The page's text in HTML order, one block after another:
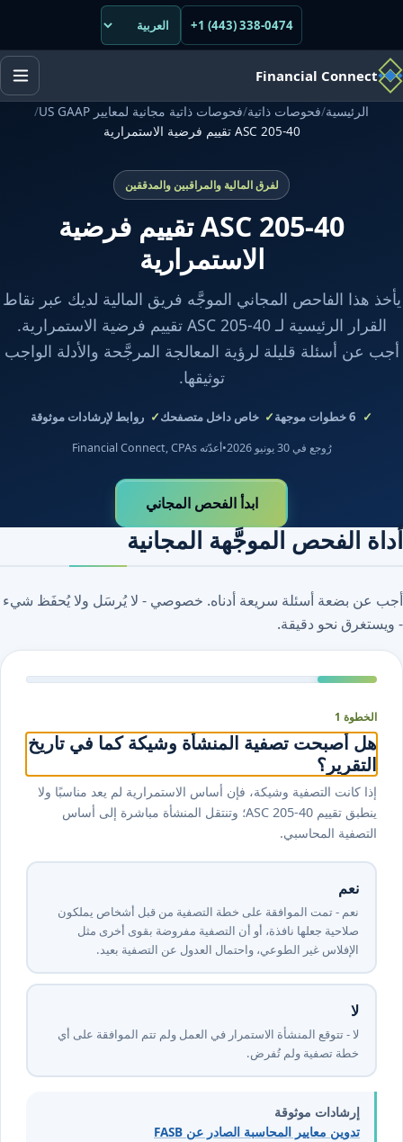
+1 (443) 338-0474
Financial Connect
الرئيسية/فحوصات ذاتية/فحوصات ذاتية مجانية لمعايير US GAAP
/
ASC 205-40 تقييم فرضية الاستمرارية
لفرق المالية والمراقبين والمدققين
ASC 205-40 تقييم فرضية
الاستمرارية
يأخذ هذا الفاحص المجاني الموجَّه فريق المالية لديك عبر نقاط
القرار الرئيسية لـ ASC 205-40 تقييم فرضية الاستمرارية.
أجب عن أسئلة قليلة لرؤية المعالجة المرجَّحة والأدلة الواجب
توثيقها.
6خطوات موجهة خاص داخل متصفحك روابط لإرشادات موثوقة
رُوجع في 30 يونيو 2026 •أعدّته Financial Connect, CPAs
ابدأ الفحص المجاني
أداة الفحص الموجَّهة المجانية
أجب عن بضعة أسئلة سريعة أدناه. خصوصي - لا يُرسَل ولا يُحفَظ شيء
- ويستغرق نحو دقيقة.
الخطوة 1
هل أصبحت تصفية المنشأة وشيكة كما في تاريخ
التقرير؟
إذا كانت التصفية وشيكة، فإن أساس الاستمرارية لم يعد مناسبًا ولا
ينطبق تقييم ASC 205-40؛ وتنتقل المنشأة مباشرة إلى أساس
التصفية المحاسبي.
نعم
نعم - تمت الموافقة على خطة التصفية من قبل أشخاص يملكون
صلاحية جعلها نافذة، أو أن التصفية مفروضة بقوى أخرى مثل
الإفلاس غير الطوعي، واحتمال العدول عن التصفية بعيد.
لا
لا - تتوقع المنشأة الاستمرار في العمل ولم تتم الموافقة على أي
خطة تصفية ولم تُفرض.
إرشادات موثوقة
تدوين معايير المحاسبة الصادر عن FASB